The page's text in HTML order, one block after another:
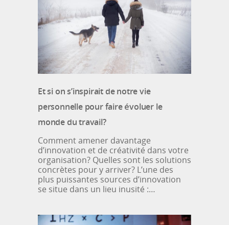
Et si on s’inspirait de notre vie
personnelle pour faire évoluer le
monde du travail?
Comment amener davantage
d’innovation et de créativité dans votre
organisation? Quelles sont les solutions
concrètes pour y arriver? L’une des
plus puissantes sources d’innovation
se situe dans un lieu inusité :…